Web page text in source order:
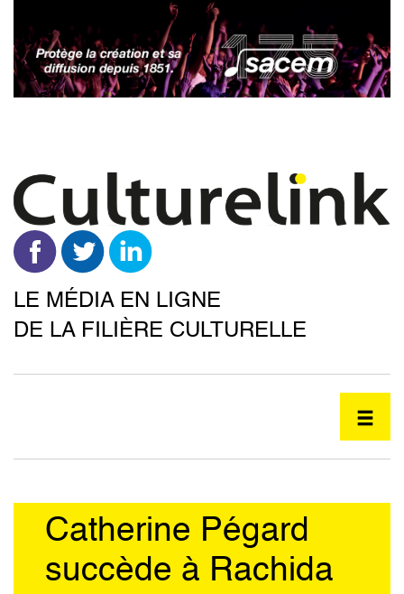
contenu
principal
LE MÉDIA EN LIGNE
DE LA FILIÈRE CULTURELLE
Catherine Pégard
succède à Rachida